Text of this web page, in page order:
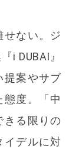
せない。ジ
i DUBAI』
提案やサブ
度。「中
きる限りの
イデルに対